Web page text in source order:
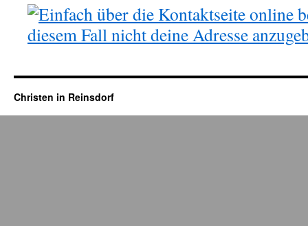
Christen in Reinsdorf